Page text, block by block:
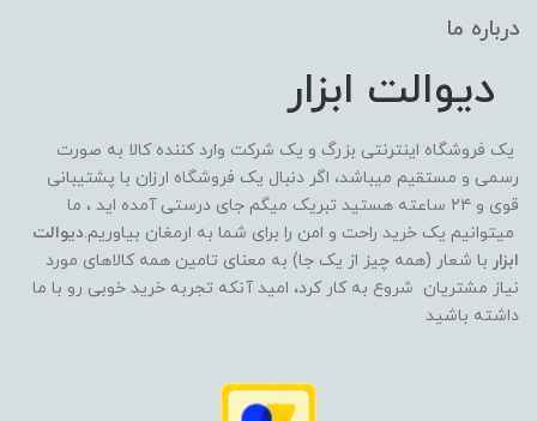
درباره ما
دیوالت ابزار
یک فروشگاه اینترنتی بزرگ و یک شرکت وارد کننده کالا به صورت
رسمی و مستقیم میباشد، اگر دنبال یک فروشگاه ارزان با پشتیبانی
قوی و ۲۴ ساعته هستید تبریک میگم جای درستی آمده اید ، ما
میتوانیم یک خرید راحت و امن را برای شما به ارمغان بیاوریم.دیوالت
ابزار با شعار (همه چیز از یک جا) به معنای تامین همه کالاهای مورد
نیاز مشتریان شروع به کار کرد، امید آنکه تجربه خرید خوبی رو با ما
داشته باشید